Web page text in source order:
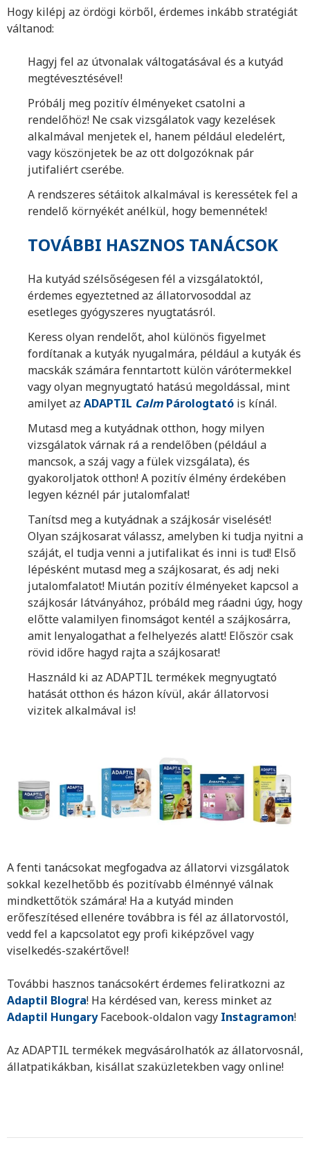
Hogy kilépj az ördögi körből, érdemes inkább stratégiát
váltanod:
Hagyj fel az útvonalak váltogatásával és a kutyád
megtévesztésével!
Próbálj meg pozitív élményeket csatolni a
rendelőhöz! Ne csak vizsgálatok vagy kezelések
alkalmával menjetek el, hanem például eledelért,
vagy köszönjetek be az ott dolgozóknak pár
jutifaliért cserébe.
A rendszeres sétáitok alkalmával is keressétek fel a
rendelő környékét anélkül, hogy bemennétek!
TOVÁBBI HASZNOS TANÁCSOK
Ha kutyád szélsőségesen fél a vizsgálatoktól,
érdemes egyeztetned az állatorvosoddal az
esetleges gyógyszeres nyugtatásról.
Keress olyan rendelőt, ahol különös figyelmet
fordítanak a kutyák nyugalmára, például a kutyák és
macskák számára fenntartott külön várótermekkel
vagy olyan megnyugtató hatású megoldással, mint
amilyet az ADAPTIL Calm Párologtató is kínál.
Mutasd meg a kutyádnak otthon, hogy milyen
vizsgálatok várnak rá a rendelőben (például a
mancsok, a száj vagy a fülek vizsgálata), és
gyakoroljatok otthon! A pozitív élmény érdekében
legyen kéznél pár jutalomfalat!
Tanítsd meg a kutyádnak a szájkosár viselését!
Olyan szájkosarat válassz, amelyben ki tudja nyitni a
száját, el tudja venni a jutifalikat és inni is tud! Első
lépésként mutasd meg a szájkosarat, és adj neki
jutalomfalatot! Miután pozitív élményeket kapcsol a
szájkosár látványához, próbáld meg ráadni úgy, hogy
előtte valamilyen finomságot kentél a szájkosárra,
amit lenyalogathat a felhelyezés alatt! Először csak
rövid időre hagyd rajta a szájkosarat!
Használd ki az ADAPTIL termékek megnyugtató
hatását otthon és házon kívül, akár állatorvosi
vizitek alkalmával is!
A fenti tanácsokat megfogadva az állatorvi vizsgálatok
sokkal kezelhetőbb és pozitívabb élménnyé válnak
mindkettőtök számára! Ha a kutyád minden
erőfeszítésed ellenére továbbra is fél az állatorvostól,
vedd fel a kapcsolatot egy profi kiképzővel vagy
viselkedés-szakértővel!
További hasznos tanácsokért érdemes feliratkozni az
Adaptil Blogra! Ha kérdésed van, keress minket az
Adaptil HungaryFacebook-oldalon vagy Instagramon!
Az ADAPTIL termékek megvásárolhatókaz állatorvosnál,
állatpatikákban, kisállat szaküzletekben vagy online!